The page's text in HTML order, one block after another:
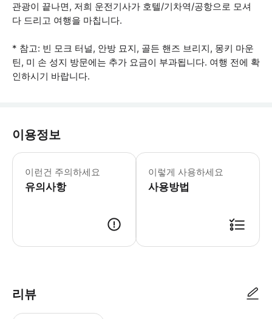
관광이 끝나면, 저희 운전기사가 호텔/기차역/공항으로 모셔
다 드리고 여행을 마칩니다.
* 참고: 빈 모크 터널, 안방 묘지, 골든 핸즈 브리지, 몽키 마운
틴, 미 손 성지 방문에는 추가 요금이 부과됩니다. 여행 전에 확
인하시기 바랍니다.
이용정보
이런건 주의하세요
유의사항
기차/비행기로 여행하며 공항/기차역
이렇게 사용하세요
사용방법
리뷰